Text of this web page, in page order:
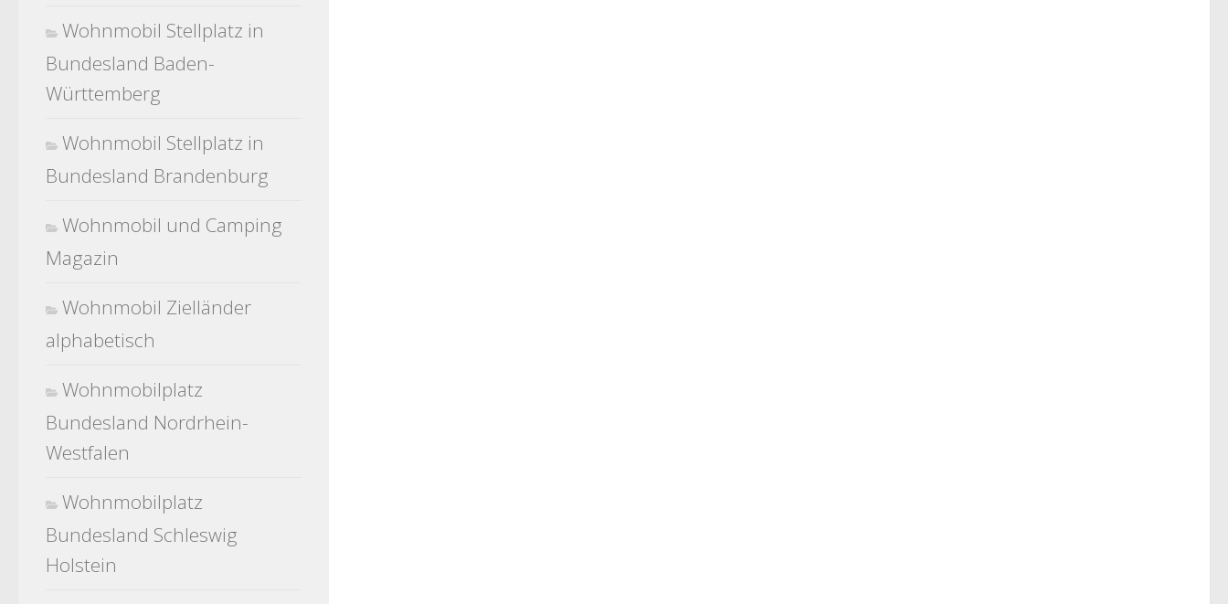
Wohnmobil Stellplatz in
Bundesland Baden-
Württemberg
Wohnmobil Stellplatz in
Bundesland Brandenburg
Wohnmobil und Camping
Magazin
Wohnmobil Zielländer
alphabetisch
Wohnmobilplatz
Bundesland Nordrhein-
Westfalen
Wohnmobilplatz
Bundesland Schleswig
Holstein